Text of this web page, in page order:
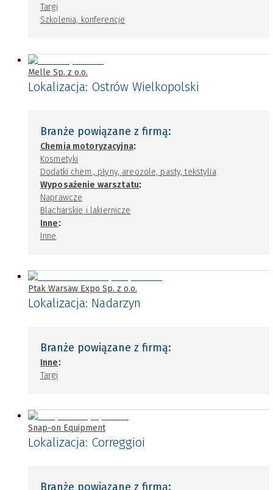
Targi
Szkolenia, konferencje
Melle Sp. z o.o.
Lokalizacja: Ostrów Wielkopolski
Branże powiązane z firmą:
Chemia motoryzacyjna:
Kosmetyki
Dodatki chem., płyny, areozole, pasty, tekstylia
Wyposażenie warsztatu:
Naprawcze
Blacharskie i lakiernicze
Inne:
Inne
Ptak Warsaw Expo Sp. z o.o.
Lokalizacja: Nadarzyn
Branże powiązane z firmą:
Inne:
Targi
Snap-on Equipment
Lokalizacja: Correggioi
Branże powiązane z firmą: